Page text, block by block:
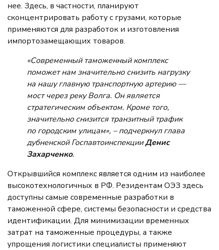
нее. Здесь, в частности, планируют
сконцентрировать работу с грузами, которые
применяются для разработок и изготовления
импортозамещающих товаров.
«Современный таможенный комплекс
поможет нам значительно снизить нагрузку
на нашу главную транспортную артерию —
мост через реку Волга. Он является
стратегическим объектом. Кроме того,
значительно снизится транзитный трафик
по городским улицам», – подчеркнул глава
дубненской ГоспавтоинспекцииДенис
Захарченко.
Открывшийся комплекс является одним из наиболее
высокотехнологичных в РФ. Резидентам ОЭЗ здесь
доступны самые современные разработки в
таможенной сфере, системы безопасности и средства
идентификации. Для минимизации временных
затрат на таможенные процедуры, а также
упрощения логистики специалисты применяют